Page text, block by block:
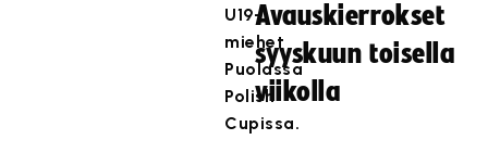
U19-
miehet
Puolassa
Polish
Cupissa.
Avauskierrokset
syyskuun toisella
viikolla